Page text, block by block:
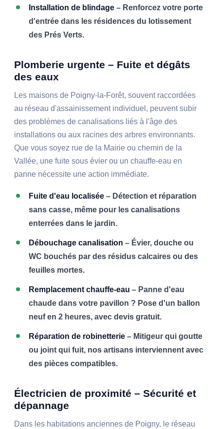
Installation de blindage – Renforcez votre porte
d'entrée dans les résidences du lotissement
des Prés Verts.
Plomberie urgente – Fuite et dégâts
des eaux
Les maisons de Poigny-la-Forêt, souvent raccordées
au réseau d'assainissement individuel, peuvent subir
des problèmes de canalisations liés à l'âge des
installations ou aux racines des arbres environnants.
Que vous soyez rue de la Mairie ou chemin de la
Vallée, une fuite sous évier ou un chauffe-eau en
panne nécessite une action immédiate.
Fuite d'eau localisée – Détection et réparation
sans casse, même pour les canalisations
enterrées dans le jardin.
Débouchage canalisation – Évier, douche ou
WC bouchés par des résidus calcaires ou des
feuilles mortes.
Remplacement chauffe-eau – Panne d'eau
chaude dans votre pavillon ? Pose d'un ballon
neuf en 2 heures, avec devis gratuit.
Réparation de robinetterie – Mitigeur qui goutte
ou joint qui fuit, nos artisans interviennent avec
des pièces compatibles.
Électricien de proximité – Sécurité et
dépannage
Dans les habitations anciennes de Poigny, le réseau